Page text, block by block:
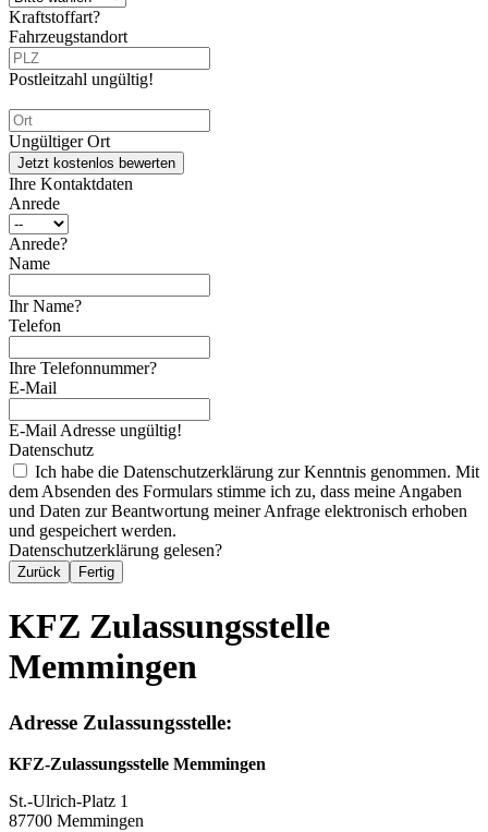
Kraftstoffart?
Fahrzeugstandort
Postleitzahl ungültig!
Ungültiger Ort
Jetzt kostenlos bewerten
Ihre Kontaktdaten
Anrede
Anrede?
Name
Ihr Name?
Telefon
Ihre Telefonnummer?
E-Mail
E-Mail Adresse ungültig!
Datenschutz
Ich habe die Datenschutzerklärung zur Kenntnis genommen. Mit
dem Absenden des Formulars stimme ich zu, dass meine Angaben
und Daten zur Beantwortung meiner Anfrage elektronisch erhoben
und gespeichert werden.
Datenschutzerklärung gelesen?
Zurück Fertig
KFZ Zulassungsstelle
Memmingen
Adresse Zulassungsstelle:
KFZ-Zulassungsstelle Memmingen
St.-Ulrich-Platz 1
87700 Memmingen